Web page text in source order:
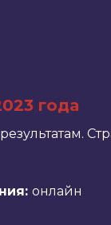
года
онлайн